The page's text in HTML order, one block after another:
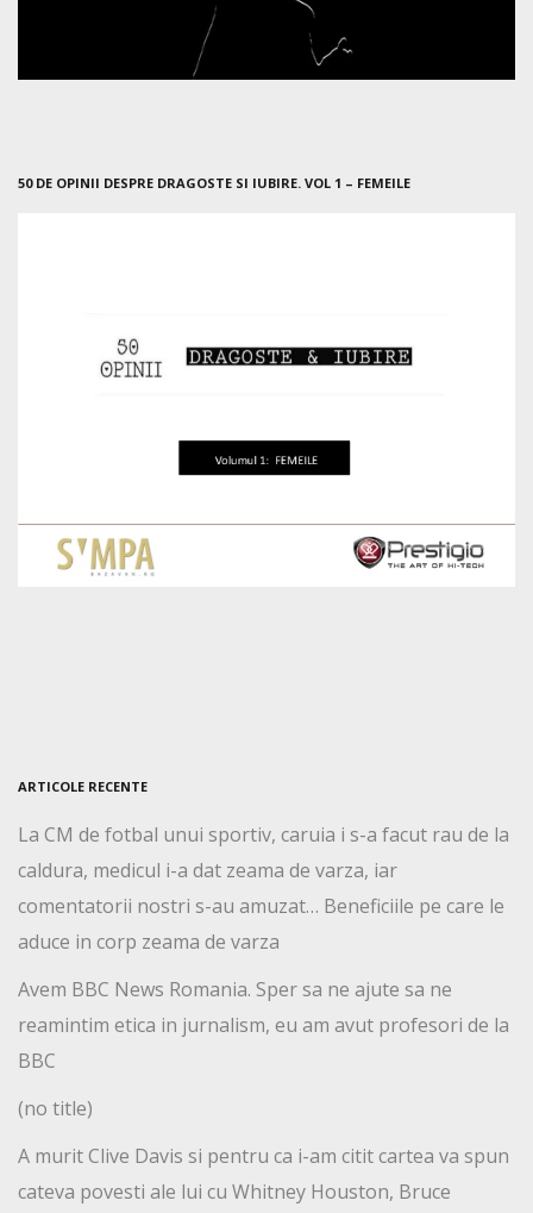
50 DE OPINII DESPRE DRAGOSTE SI IUBIRE. VOL 1 – FEMEILE
ARTICOLE RECENTE
La CM de fotbal unui sportiv, caruia i s-a facut rau de la
caldura, medicul i-a dat zeama de varza, iar
comentatorii nostri s-au amuzat… Beneficiile pe care le
aduce in corp zeama de varza
Avem BBC News Romania. Sper sa ne ajute sa ne
reamintim etica in jurnalism, eu am avut profesori de la
BBC
(no title)
A murit Clive Davis si pentru ca i-am citit cartea va spun
cateva povesti ale lui cu Whitney Houston, Bruce